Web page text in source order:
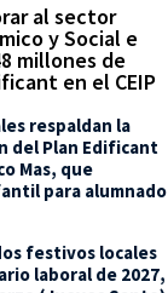
al sector
y Social e
millones de
en el CEIP
respaldan la
del Plan Edificant
Mas, que
para alumnado
festivos locales
laboral de 2027,